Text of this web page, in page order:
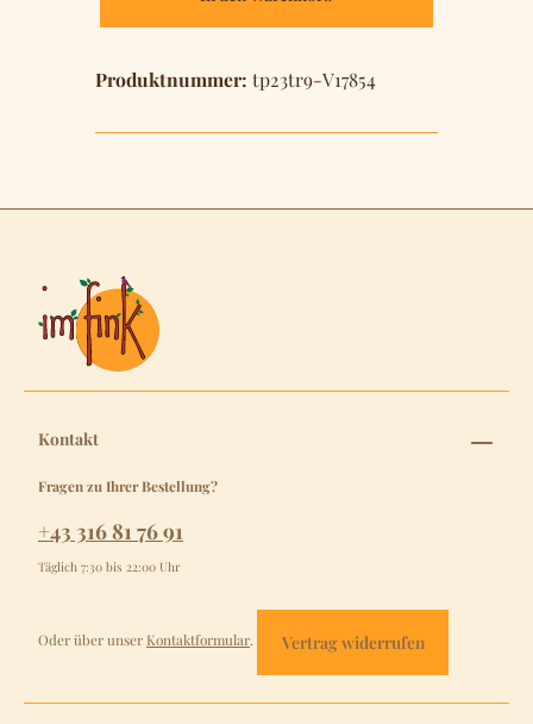
Produktnummer: tp23tr9-V17854
Kontakt
Fragen zu Ihrer Bestellung?
+43 316 81 76 91
Täglich 7:30 bis 22:00 Uhr
Oder über unser Kontaktformular. Vertrag widerrufen